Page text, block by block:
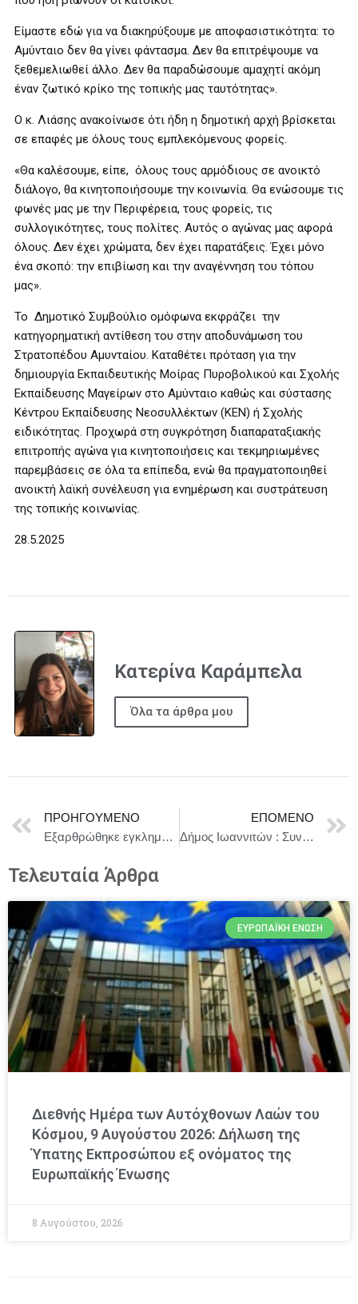
Είμαστε εδώ για να διακηρύξουμε με αποφασιστικότητα: το
Αμύνταιο δεν θα γίνει φάντασμα. Δεν θα επιτρέψουμε να
ξεθεμελιωθεί άλλο. Δεν θα παραδώσουμε αμαχητί ακόμη
έναν ζωτικό κρίκο της τοπικής μας ταυτότητας».
Ο κ. Λιάσης ανακοίνωσε ότι ήδη η δημοτική αρχή βρίσκεται
σε επαφές με όλους τους εμπλεκόμενους φορείς.
«Θα καλέσουμε, είπε, όλους τους αρμόδιους σε ανοικτό
διάλογο, θα κινητοποιήσουμε την κοινωνία. Θα ενώσουμε τις
φωνές μας με την Περιφέρεια, τους φορείς, τις
συλλογικότητες, τους πολίτες. Αυτός ο αγώνας μας αφορά
όλους. Δεν έχει χρώματα, δεν έχει παρατάξεις. Έχει μόνο
ένα σκοπό: την επιβίωση και την αναγέννηση του τόπου
μας».
Το Δημοτικό Συμβούλιο ομόφωνα εκφράζει την
κατηγορηματική αντίθεση του στην αποδυνάμωση του
Στρατοπέδου Αμυνταίου. Καταθέτει πρόταση για την
δημιουργία Εκπαιδευτικής Μοίρας Πυροβολικού και Σχολής
Εκπαίδευσης Μαγείρων στο Αμύνταιο καθώς και σύστασης
Κέντρου Εκπαίδευσης Νεοσυλλέκτων (ΚΕΝ) ή Σχολής
ειδικότητας. Προχωρά στη συγκρότηση διαπαραταξιακής
επιτροπής αγώνα για κινητοποιήσεις και τεκμηριωμένες
παρεμβάσεις σε όλα τα επίπεδα, ενώ θα πραγματοποιηθεί
ανοικτή λαϊκή συνέλευση για ενημέρωση και συστράτευση
της τοπικής κοινωνίας.
28.5.2025
Κατερίνα Καράμπελα
Όλα τα άρθρα μου
ΠΡΟΗΓΟΎΜΕΝΟ
Εξαρθρώθηκε εγκληματική οργάνωση που έφερνε κοκαΐνης από χώρα της Λατινικής Αμερικής
ΕΠΌΜΕΝΟ
Δήμος Ιωαννιτών : Συνεργασία του ΔΗΠΕΘΕ με το Πανεπιστήμιο Ιωαννίνων
Τελευταία Άρθρα
ΕΥΡΩΠΑΪΚΉ ΈΝΩΣΗ
Διεθνής Ημέρα των Αυτόχθονων Λαών του
Κόσμου, 9 Αυγούστου 2026: Δήλωση της
Ύπατης Εκπροσώπου εξ ονόματος της
Ευρωπαϊκής Ένωσης
8 Αυγούστου, 2026